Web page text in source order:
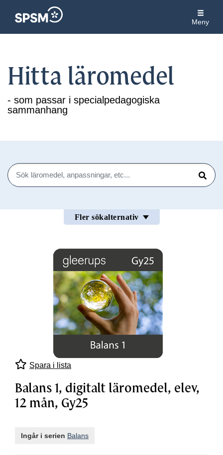
Meny
Hitta läromedel
- som passar i specialpedagogiska
sammanhang
Sök
Sök
Fler sökalternativ
Spara i lista
Balans 1, digitalt läromedel, elev,
12 mån, Gy25
Ingår i serien Balans